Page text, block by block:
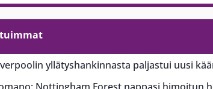
yllätyshankinnasta paljastui uusi